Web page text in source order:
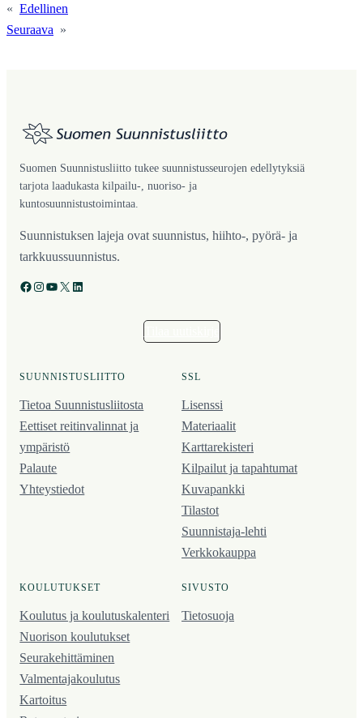
« Edellinen
Seuraava »
Suomen Suunnistusliitto tukee suunnistusseurojen edellytyksiä
tarjota laadukasta kilpailu-, nuoriso- ja
kuntosuunnistustoimintaa.
Suunnistuksen lajeja ovat suunnistus, hiihto-, pyörä- ja
tarkkuussuunnistus.
Facebook Instagram YouTube X LinkedIn
SUUNNISTUSLIITTO
Tietoa Suunnistusliitosta
Eettiset reitinvalinnat ja
ympäristö
Palaute
Yhteystiedot
SSL
Lisenssi
Materiaalit
Karttarekisteri
Kilpailut ja tapahtumat
Kuvapankki
Tilastot
Suunnistaja-lehti
Verkkokauppa
KOULUTUKSET
Koulutus ja koulutus­kalenteri
Nuorison koulutukset
Seura­kehittäminen
Valmentaja­koulutus
Kartoitus
SIVUSTO
Tietosuoja